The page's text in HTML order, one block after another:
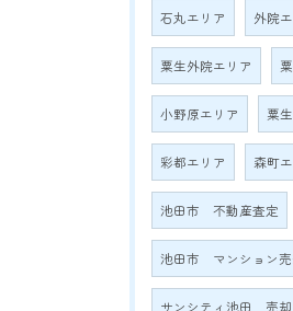
石丸エリア 外院
粟生外院エリア
小野原エリア 粟
彩都エリア 森町
池田市 不動産査定
池田市 マンション売
サンシティ池田 売却